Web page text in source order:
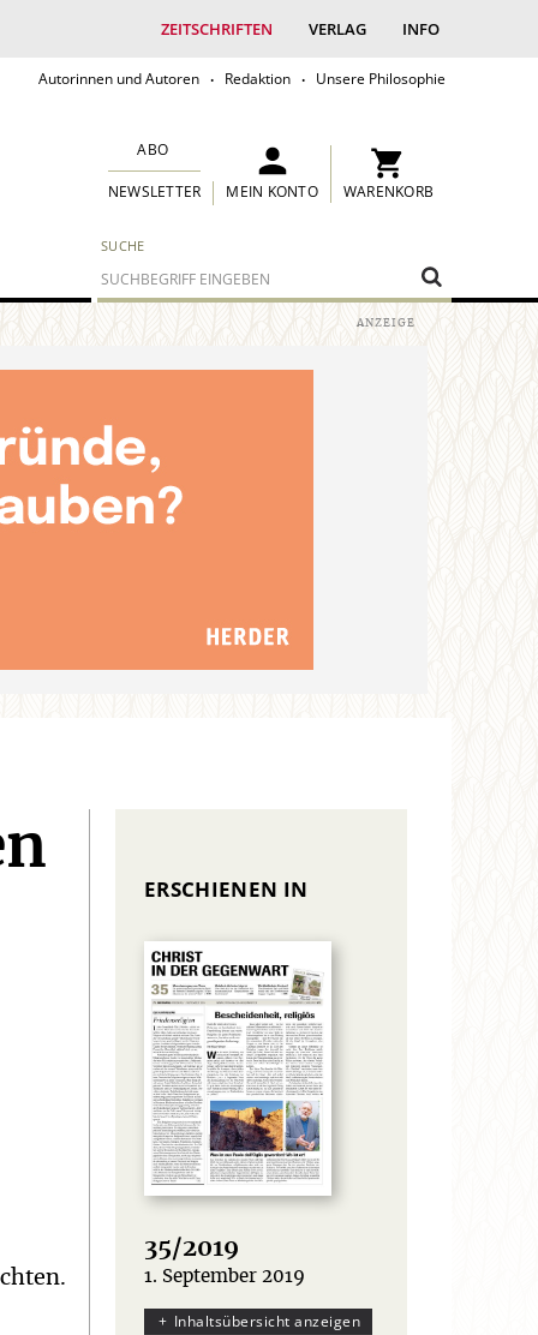
ZEITSCHRIFTEN VERLAG INFO
Autorinnen und Autoren Redaktion Unsere Philosophie
SUCHE
ABO
NEWSLETTER MEIN KONTO WARENKORB
ERSCHIENEN IN
35/2019
:
1. September 2019
Inhaltsübersicht anzeigen